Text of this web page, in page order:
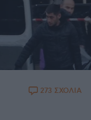
273 ΣΧΟΛΙΑ